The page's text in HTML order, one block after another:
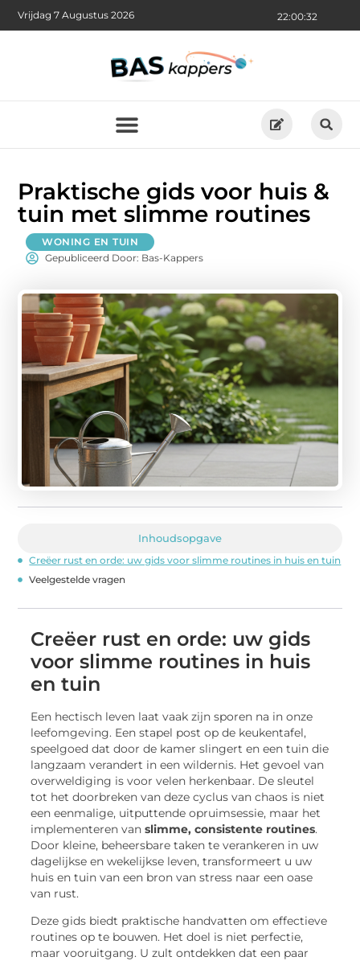
22:00:33
Vrijdag 7 Augustus 2026
Praktische gids voor huis &
tuin met slimme routines
WONING EN TUIN
Gepubliceerd Door: Bas-Kappers
Inhoudsopgave
Creëer rust en orde: uw gids voor slimme routines in huis en tuin
Veelgestelde vragen
Creëer rust en orde: uw gids
voor slimme routines in huis
en tuin
Een hectisch leven laat vaak zijn sporen na in onze
leefomgeving. Een stapel post op de keukentafel,
speelgoed dat door de kamer slingert en een tuin die
langzaam verandert in een wildernis. Het gevoel van
overweldiging is voor velen herkenbaar. De sleutel
tot het doorbreken van deze cyclus van chaos is niet
een eenmalige, uitputtende opruimsessie, maar het
implementeren vanslimme, consistente routines.
Door kleine, beheersbare taken te verankeren in uw
dagelijkse en wekelijkse leven, transformeert u uw
huis en tuin van een bron van stress naar een oase
van rust.
Deze gids biedt praktische handvatten om effectieve
routines op te bouwen. Het doel is niet perfectie,
maar vooruitgang. U zult ontdekken dat een paar